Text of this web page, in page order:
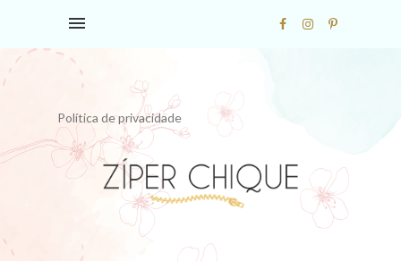
Política de privacidade